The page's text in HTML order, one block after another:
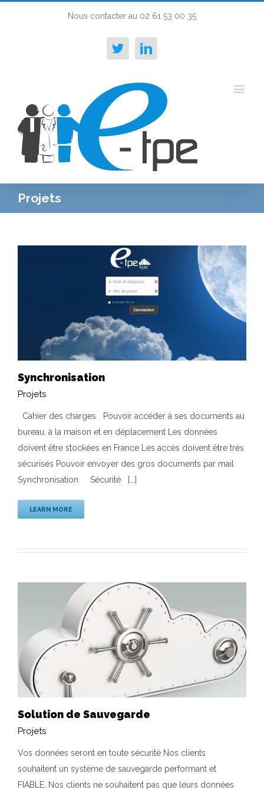
Nous contacter au 02 61 53 00 35
TwitterLinkedin
Projets
Projets
Synchronisation
Projets
Cahier des charges Pouvoir accéder à ses documents au
bureau, à la maison et en déplacement Les données
doivent être stockées en France Les accès doivent être très
sécurisés Pouvoir envoyer des gros documents par mail
Synchronisation Sécurité [...]
LEARN MORE
Projets
Solution de Sauvegarde
Projets
Vos données seront en toute sécurité Nos clients
souhaitent un système de sauvegarde performant et
FIABLE. Nos clients ne souhaitent pas que leurs données